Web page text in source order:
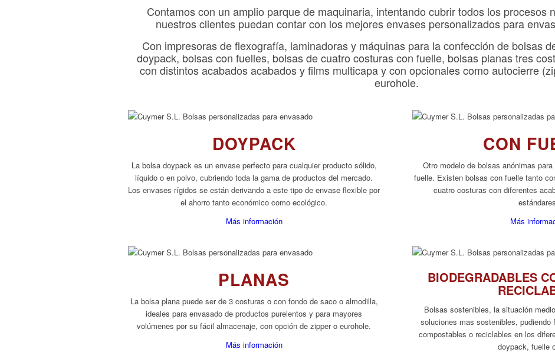
Contamos con un amplio parque de maquinaria, intentando cubrir todos los procesos
nuestros clientes puedan contar con los mejores envases personalizados para
Con impresoras de flexografía, laminadoras y máquinas para la confección de bolsas
doypack, bolsas con fuelles, bolsas de cuatro costuras con fuelle, bolsas planas tres
con distintos acabados acabados y films multicapa y con opcionales como autocierre
eurohole.
DOYPACK
La bolsa doypack es un envase perfecto para cualquier producto sólido,
líquido o en polvo, cubriendo toda la gama de productos del mercado.
Los envases rígidos se están derivando a este tipo de envase flexible por
el ahorro tanto económico como ecológico.
Más información
CON
Otro modelo de bolsas anónimas
fuelle. Existen bolsas con fuelle tanto
cuatro costuras con diferentes
Más
PLANAS
La bolsa plana puede ser de 3 costuras o con fondo de saco o almodilla,
ideales para envasado de productos purelentos y para mayores
volúmenes por su fácil almacenaje, con opción de zipper o eurohole.
Más información
BIODEGRADABLES
Bolsas sostenibles, la situación
soluciones mas sostenibles, pudiendo
compostables o reciclables en los
doypack, fuelle